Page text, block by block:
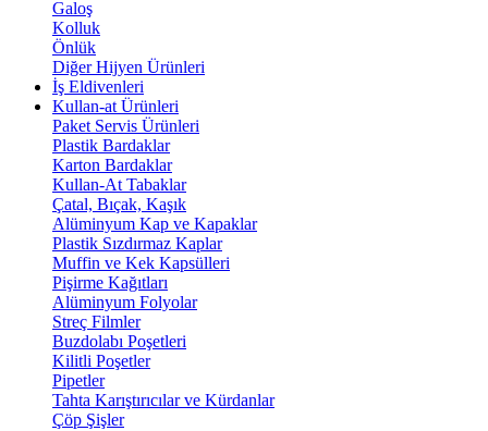
Galoş
Kolluk
Önlük
Diğer Hijyen Ürünleri
İş Eldivenleri
Kullan-at Ürünleri
Paket Servis Ürünleri
Plastik Bardaklar
Karton Bardaklar
Kullan-At Tabaklar
Çatal, Bıçak, Kaşık
Alüminyum Kap ve Kapaklar
Plastik Sızdırmaz Kaplar
Muffin ve Kek Kapsülleri
Pişirme Kağıtları
Alüminyum Folyolar
Streç Filmler
Buzdolabı Poşetleri
Kilitli Poşetler
Pipetler
Tahta Karıştırıcılar ve Kürdanlar
Çöp Şişler